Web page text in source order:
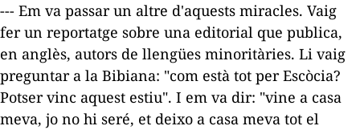
--- Em va passar un altre d'aquests miracles. Vaig
fer un reportatge sobre una editorial que publica,
en anglès, autors de llengües minoritàries. Li vaig
preguntar a la Bibiana: "com està tot per Escòcia?
Potser vinc aquest estiu". I em va dir: "vine a casa
meva, jo no hi seré, et deixo a casa meva tot el